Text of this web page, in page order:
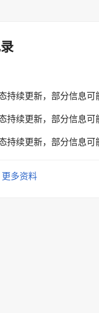
持续更新，部分信息可
持续更新，部分信息可
持续更新，部分信息可
更多资料